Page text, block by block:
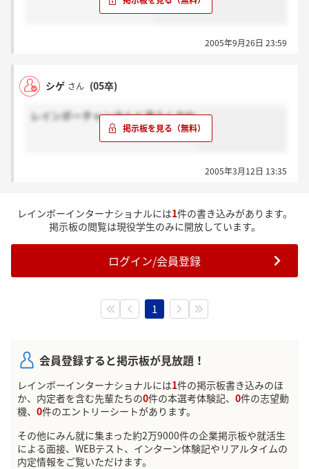
2005年9月26日 23:59
シゲ さん (05卒)
レインボーチャンネルと違うんやね
2005年3月12日 13:35
レインボーインターナショナルには1件の書き込みがあります。
掲示板の閲覧は現役学生のみに開放しています。
ログイン/会員登録
1
会員登録すると掲示板が見放題！
レインボーインターナショナルには1件の掲示板書き込みのほ
か、内定者を含む先輩たちの0件の本選考体験記、 0件の志望動
機、 0件のエントリーシートがあります。
その他にみん就に集まった約2万9000件の企業掲示板や就活生
による面接、WEBテスト、インターン体験記やリアルタイムの
内定情報をご覧いただけます。